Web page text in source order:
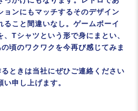
ョンにもマッチするそのデザイン
ること間違いなし。ゲームボーイ
Tシャツという形で身にまとい、
頃のワクワクを今再び感じてみま
ときは当社にぜひご連絡ください
申し上げます。